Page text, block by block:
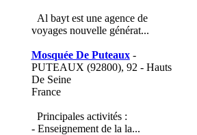
Al bayt est une agence de
voyages nouvelle générat...
Mosquée De Puteaux-
PUTEAUX (92800), 92 - Hauts
De Seine
France
Principales activités :
- Enseignement de la la...